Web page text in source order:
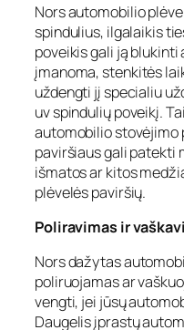
Nors automobilio
spindulius, ilgalaikis
poveikis gali ją
įmanoma, stenkitės
uždengti jį specialiu
uv spindulių poveikį.
automobilio stovėjimo
paviršiaus gali patekti
išmatos ar kitos
plėvelės paviršių.
Poliravimas ir
Nors dažytas
poliruojamas ar
vengti, jei jūsų
Daugelis įprastų